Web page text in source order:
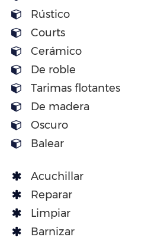
Rústico
Courts
Cerámico
De roble
Tarimas flotantes
De madera
Oscuro
Balear
Acuchillar
Reparar
Limpiar
Barnizar